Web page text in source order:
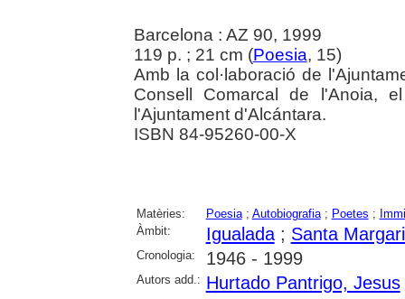
Barcelona : AZ 90, 1999
119 p. ; 21 cm (Poesia, 15)
Amb la col·laboració de
Consell Comarcal de l'Anoia,
l'Ajuntament d'Alcántara.
ISBN 84-95260-00-X
Matèries: Poesia; Autobiografia; Poetes ;
Àmbit:
Igualada; Santa
Cronologia: 1946 - 1999
Autors add.: Hurtado Pantrigo, Jesus